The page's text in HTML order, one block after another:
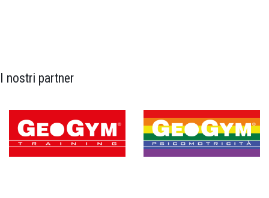
I nostri partner